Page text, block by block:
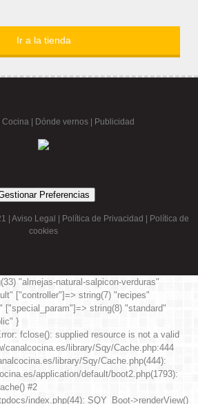
Ir a la tienda
Cocina Dónde vernos | Publicidad
Preferencias
| Aviso Legal Política de Privacidad
Política de
cookies
"almejas-natural-salpicon-verduras"
["controller"]=> string(7) "recipes"
["special_param"]=> string(8) "standard"
}
fclose(): supplied resource is not a valid
canalcocina.es/library/Sqy/Cache.php:444
library/Sqy/Cache.php(444):
application/default/boot2.php(1793):
#2
index.php(44): SQY_Boot->renderView()